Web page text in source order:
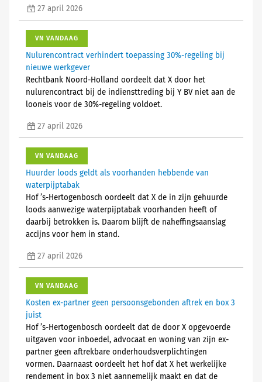
27 april 2026
VN VANDAAG
Nulurencontract verhindert toepassing 30%-regeling bij
nieuwe werkgever
Rechtbank Noord-Holland oordeelt dat X door het
nulurencontract bij de indiensttreding bij Y BV niet aan de
looneis voor de 30%-regeling voldoet.
27 april 2026
VN VANDAAG
Huurder loods geldt als voorhanden hebbende van
waterpijptabak
Hof ’s-Hertogenbosch oordeelt dat X de in zijn gehuurde
loods aanwezige waterpijptabak voorhanden heeft of
daarbij betrokken is. Daarom blijft de naheffingsaanslag
accijns voor hem in stand.
27 april 2026
VN VANDAAG
Kosten ex-partner geen persoonsgebonden aftrek en box 3
juist
Hof ’s-Hertogenbosch oordeelt dat de door X opgevoerde
uitgaven voor inboedel, advocaat en woning van zijn ex-
partner geen aftrekbare onderhoudsverplichtingen
vormen. Daarnaast oordeelt het hof dat X het werkelijke
rendement in box 3 niet aannemelijk maakt en dat de